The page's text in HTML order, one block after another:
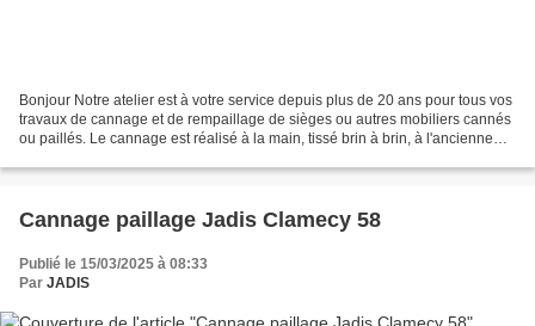
Bonjour Notre atelier est à votre service depuis plus de 20 ans pour tous vos
travaux de cannage et de rempaillage de sièges ou autres mobiliers cannés
ou paillés. Le cannage est réalisé à la main, tissé brin à brin, à l'ancienne
Cannage paillage Jadis Clamecy 58
Publié le 15/03/2025 à 08:33
Par JADIS